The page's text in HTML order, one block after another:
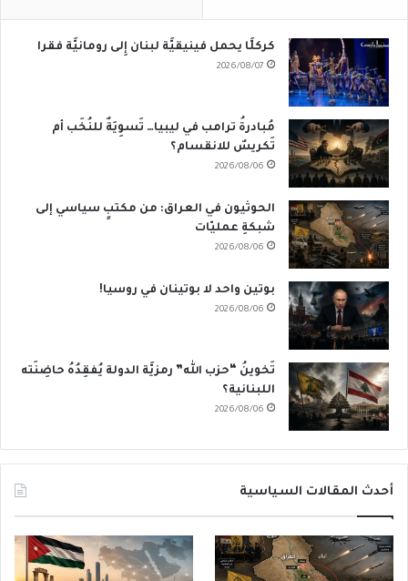
كركلَّا يحمل فينيقيَّة لبنان إِلى رومانيَّة فقرا
2026/08/07
مُبادرةُ ترامب في ليبيا… تَسوِيَةٌ للنُخَب أم
تَكريسٌ للانقسام؟
2026/08/06
الحوثيون في العراق: من مكتبٍ سياسي إلى
شبكةِ عمليّات
2026/08/06
بوتين واحد لا بوتينان في روسيا!
2026/08/06
تَخوينُ “حزب الله” رمزيَّة الدولة يُفقِدُهُ حاضِنَته
اللبنانية؟
2026/08/06
أحدث المقالات السياسية